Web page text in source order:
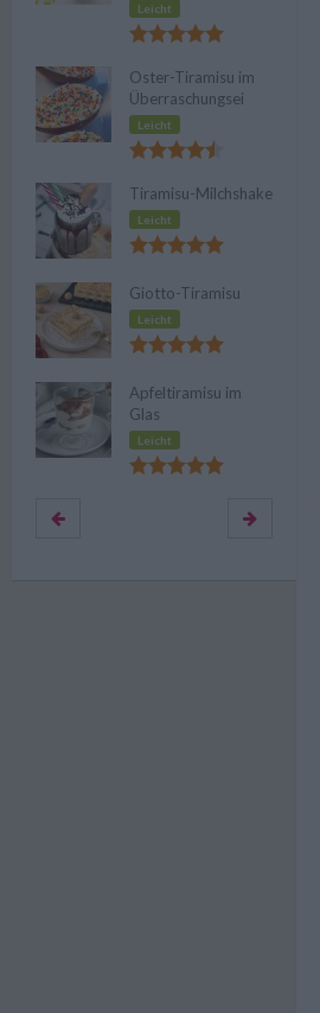
Leicht
Oster-Tiramisu im
Überraschungsei
Leicht
Tiramisu-Milchshake
Leicht
Giotto-Tiramisu
Leicht
Apfeltiramisu im
Glas
Leicht